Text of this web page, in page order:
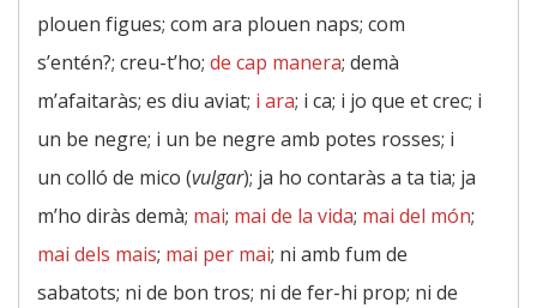
plouen figues; com ara plouen naps; com
s’entén?; creu-t’ho; de cap manera; demà
m’afaitaràs; es diu aviat; i ara; i ca; i jo que et crec; i
un be negre; i un be negre amb potes rosses; i
un colló de mico (vulgar); ja ho contaràs a ta tia; ja
m’ho diràs demà; mai; mai de la vida; mai del món;
mai dels mais; mai per mai; ni amb fum de
sabatots; ni de bon tros; ni de fer-hi prop; ni de